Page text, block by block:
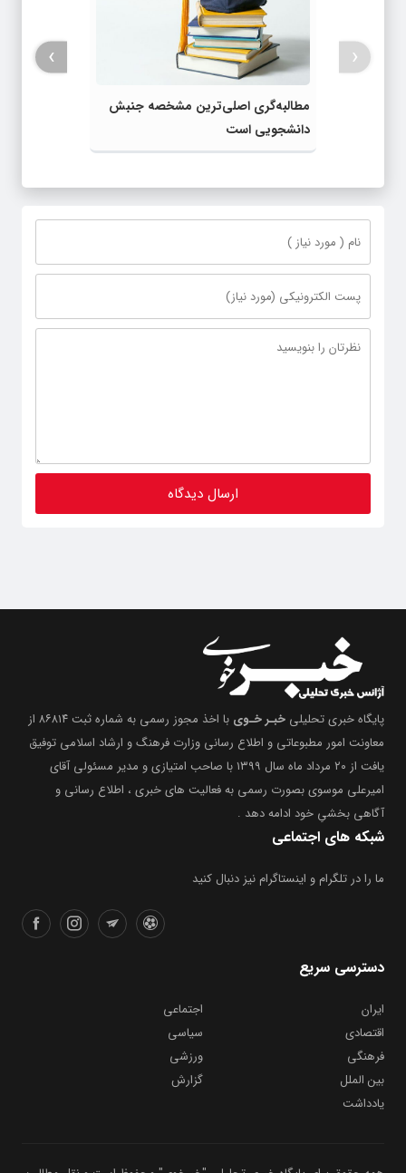
مطالبه‌گری اصلی‌ترین مشخصه جنبش
دانشجویی است
‹
›
پایگاه خبری تحلیلی خبـر خـوی
با اخذ مجوز رسمی به شماره ثبت ۸۶۸۱۴ از
معاونت امور مطبوعاتی و اطلاع رسانی وزارت فرهنگ و ارشاد اسلامی توفیق
یافت از ۲۰ مرداد ماه سال ۱۳۹۹ با صاحب امتیازی و مدیر مسئولی آقای
امیرعلی موسوی بصورت رسمی به فعالیت های خبری ، اطلاع رسانی و
آگاهی بخشیِ خود ادامه دهد .
شبکه های اجتماعی
ما را در تلگرام و اینستاگرام نیز دنبال کنید
دسترسی سریع
ایران
اجتماعی
اقتصادی
سیاسی
فرهنگی
ورزشی
بین الملل
گزارش
یادداشت